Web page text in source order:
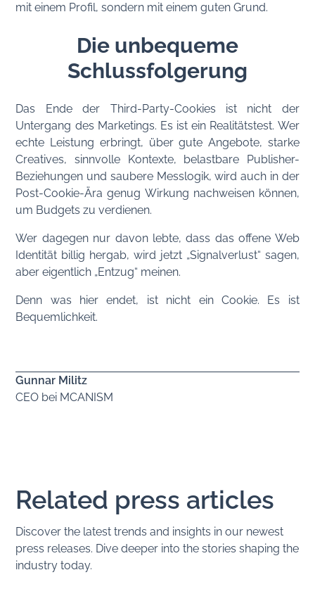
mit einem Profil, sondern mit einem guten Grund.
Die unbequeme
Schlussfolgerung
Das Ende der Third-Party-Cookies ist nicht der
Untergang des Marketings. Es ist ein Realitätstest. Wer
echte Leistung erbringt, über gute Angebote, starke
Creatives, sinnvolle Kontexte, belastbare Publisher-
Beziehungen und saubere Messlogik, wird auch in der
Post-Cookie-Ära genug Wirkung nachweisen können,
um Budgets zu verdienen.
Wer dagegen nur davon lebte, dass das offene Web
Identität billig hergab, wird jetzt „Signalverlust“ sagen,
aber eigentlich „Entzug“ meinen.
Denn was hier endet, ist nicht ein Cookie. Es ist
Bequemlichkeit.
Gunnar Militz
CEO bei MCANISM
Related press articles
Discover the latest trends and insights in our newest
press releases. Dive deeper into the stories shaping the
industry today.